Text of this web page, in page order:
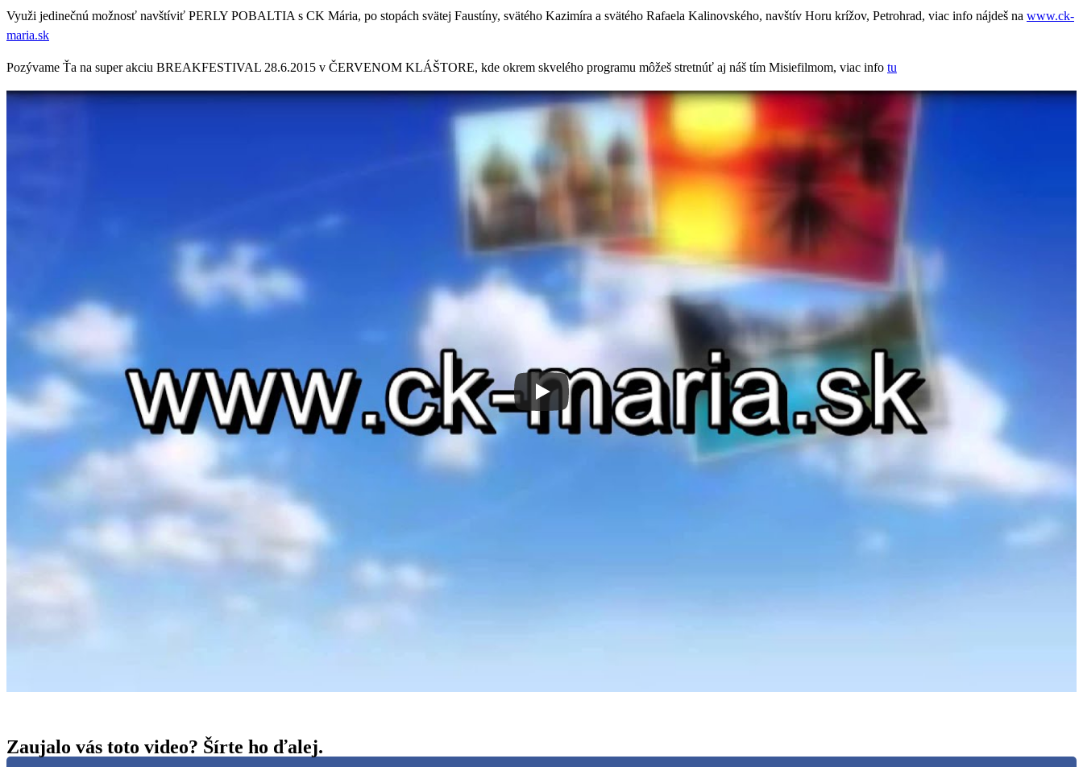
Využi jedinečnú možnosť navštíviť PERLY POBALTIA s CK Mária, po stopách svätej Faustíny, svätého Kazimíra a svätého Rafaela Kalinovského, navštív Horu krížov, Petrohrad, viac info nájdeš na www.ck-
maria.sk
Pozývame Ťa na super akciu BREAKFESTIVAL 28.6.2015 v ČERVENOM KLÁŠTORE, kde okrem skvelého programu môžeš stretnúť aj náš tím Misiefilmom, viac info tu
Zaujalo vás toto video? Šírte ho ďalej.